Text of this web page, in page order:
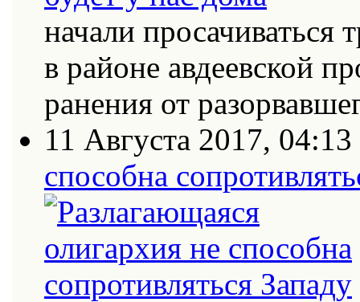
начали
в районе авдеевской
ранения от
11 Августа 2017, 04:13
способна